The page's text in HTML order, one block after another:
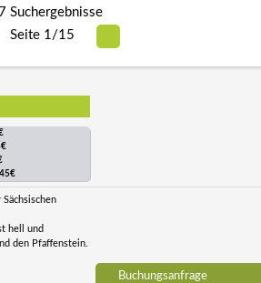
Suchergebnisse
Seite 1/15
Buchungsanfrage
hell und
den Pfaffenstein.